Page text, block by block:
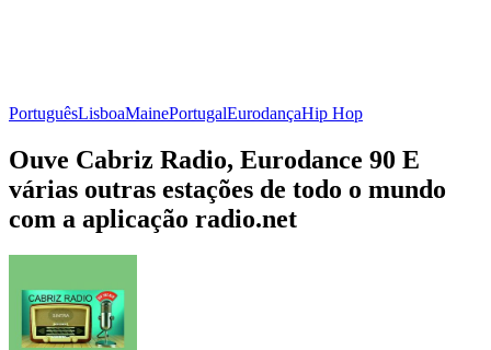
PortuguêsLisboaMainePortugalEurodançaHip Hop
Ouve Cabriz Radio, Eurodance 90 E
várias outras estações de todo o mundo
com a aplicação radio.net